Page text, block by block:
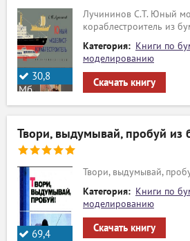
30,8
Мб.
Лучининов С.Т. Юный
кораблестроитель из
Категория: Книги по
моделированию
Скачать книгу
Твори, выдумывай, пробуй из
69,4
Твори, выдумывай,
Категория: Книги по
моделированию
Скачать книгу